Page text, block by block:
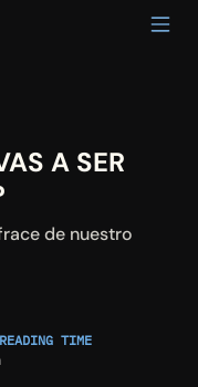
A SER
de nuestro
TIME